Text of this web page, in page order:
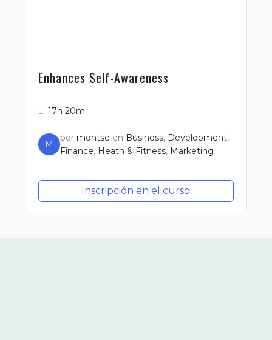
Enhances Self-Awareness
17h 20m
M
por montse en Business, Development,
Finance, Heath & Fitness, Marketing
Inscripción en el curso